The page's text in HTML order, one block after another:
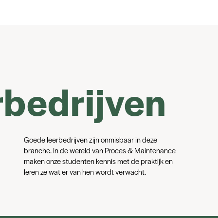
Goede leerbedrijven zijn onmisbaar in deze
branche. In de wereld van Proces & Maintenance
maken onze studenten kennis met de praktijk en
leren ze wat er van hen wordt verwacht.